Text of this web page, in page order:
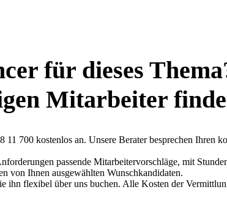
für dieses
Mitarbeiter
700 kostenlos an. Unsere Berater besprechen Ihren
passende Mitarbeitervorschläge, mit
von Ihnen ausgewählten Wunschkandidaten.
ihn flexibel über uns buchen. Alle Kosten der